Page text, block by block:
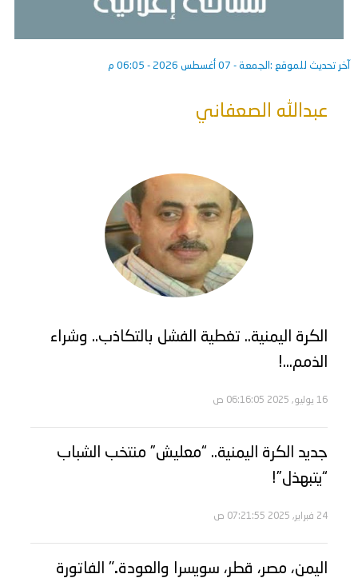
آخر تحديث للموقع : الجمعة - 07 أغسطس 2026 - 06:05 م
عبدالله الصعفاني
الكرة اليمنية.. تغطية الفشل بالتكاذب.. وشراء
الذمم…!
16 يوليو, 2025 06:16:05 ص
جديد الكرة اليمنية.. “معليش” منتخب الشباب
“يتبهذل”!
24 فبراير, 2025 07:21:55 ص
اليمن، مصر، قطر، سويسرا والعودة.." الفاتورة